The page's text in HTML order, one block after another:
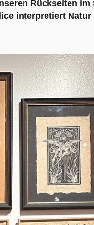
Rückseiten im
interpretiert